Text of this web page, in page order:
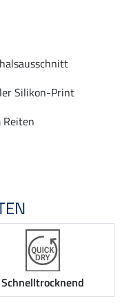
Silikon-Print
Reiten
Schnelltrocknend